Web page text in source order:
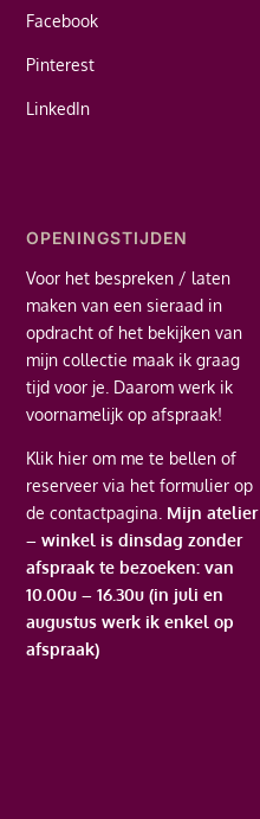
Facebook
Pinterest
LinkedIn
OPENINGSTIJDEN
Voor het bespreken / laten
maken van een sieraad in
opdracht of het bekijken van
mijn collectie maak ik graag
tijd voor je. Daarom werk ik
voornamelijk op afspraak!
Klik hier om me te bellen of
reserveer via het formulier op
de contactpagina. Mijn atelier
– winkel is dinsdag zonder
afspraak te bezoeken: van
10.00u – 16.30u (in juli en
augustus werk ik enkel op
afspraak)